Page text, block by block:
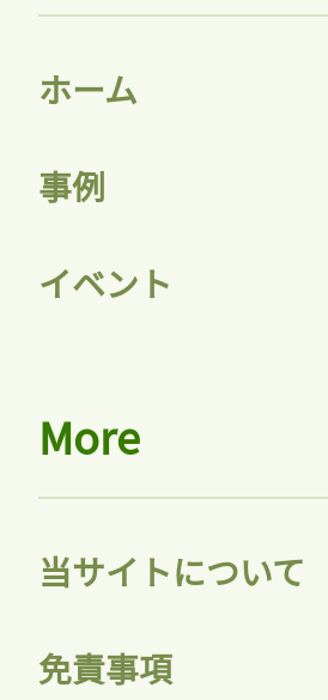
ホーム
事例
イベント
More
当サイトについて
免責事項